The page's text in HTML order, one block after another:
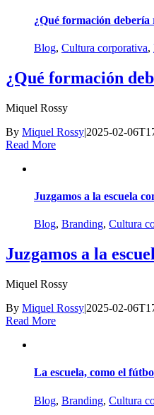
¿Qué formación
Blog, Cultura corporativa,
¿Qué formación
Miquel Rossy
By Miquel Rossy|2025-02-
Read More
Juzgamos a la escuela
Blog, Branding, Cultura
Juzgamos a la
Miquel Rossy
By Miquel Rossy|2025-02-
Read More
La escuela, como el
Blog, Branding, Cultura